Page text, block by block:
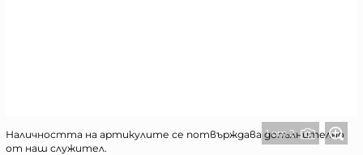
1 от 2
Наличността на артикулите се потвърждава допълнително
от наш служител.